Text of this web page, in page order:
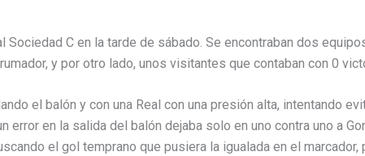
Sociedad C en la tarde de sábado. Se encontraban dos
y por otro lado, unos visitantes que contaban con 0
el balón y con una Real con una presión alta, intentando
error en la salida del balón dejaba solo en uno contra uno a
el gol temprano que pusiera la igualada en el